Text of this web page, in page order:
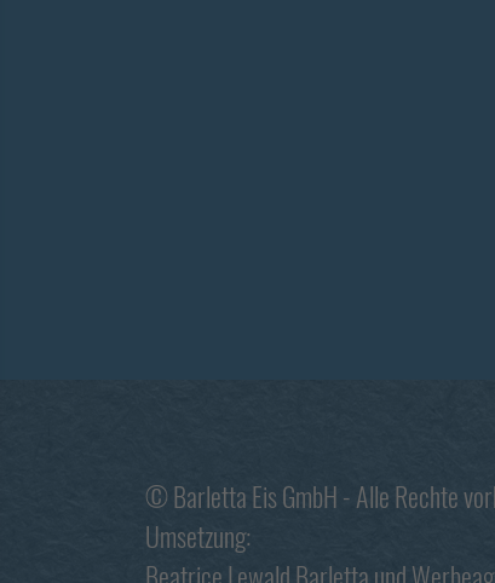
© Barletta Eis GmbH - Alle Rechte
Umsetzung: